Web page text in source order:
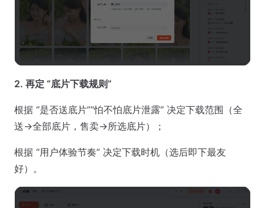
2. 再定 “底片下载规则”
根据 “是否送底片”“怕不怕底片泄露” 决定下载范围（全
送→全部底片，售卖→所选底片）；
根据 “用户体验节奏” 决定下载时机（选后即下最友
好）。